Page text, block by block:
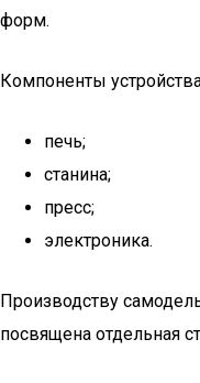
форм.
Компоненты
печь;
станина;
пресс;
электроника.
Производству
посвящена отдельная